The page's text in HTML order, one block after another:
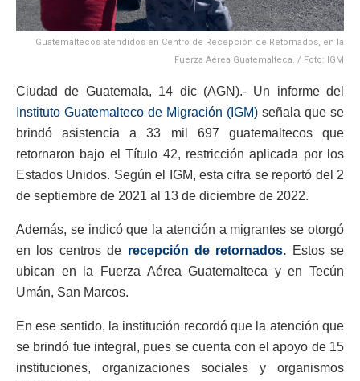
Guatemaltecos atendidos en Centro de Recepción de Retornados, en la
Fuerza Aérea Guatemalteca. / Foto: IGM
Ciudad de Guatemala, 14 dic (AGN).- Un informe del
Instituto Guatemalteco de Migración (IGM) señala que se
brindó asistencia a 33 mil 697 guatemaltecos que
retornaron bajo el Título 42, restricción aplicada por los
Estados Unidos. Según el IGM, esta cifra se reportó del 2
de septiembre de 2021 al 13 de diciembre de 2022.
Además, se indicó que la atención a migrantes se otorgó
en los centros de recepción de retornados. Estos se
ubican en la Fuerza Aérea Guatemalteca y en Tecún
Umán, San Marcos.
En ese sentido, la institución recordó que la atención que
se brindó fue integral, pues se cuenta con el apoyo de 15
instituciones, organizaciones sociales y organismos